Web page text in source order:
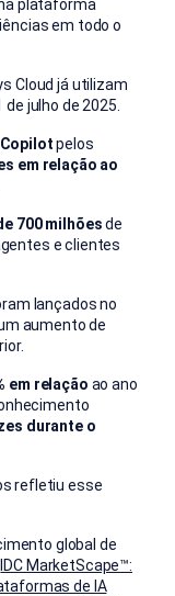
plataforma
em todo o
Cloud já utilizam
julho de 2025.
pelos
em relação ao
700 milhõesde
e clientes
lançados no
aumento de
em relação ao ano
durante o
refletiu esse
global de
IDC MarketScape™:
de IA